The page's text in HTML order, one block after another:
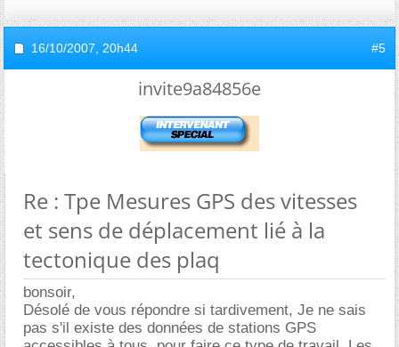
16/10/2007, 20h44 #5
invite9a84856e
Re : Tpe Mesures GPS des vitesses
et sens de déplacement lié à la
tectonique des plaq
bonsoir,
Désolé de vous répondre si tardivement, Je ne sais
pas s'il existe des données de stations GPS